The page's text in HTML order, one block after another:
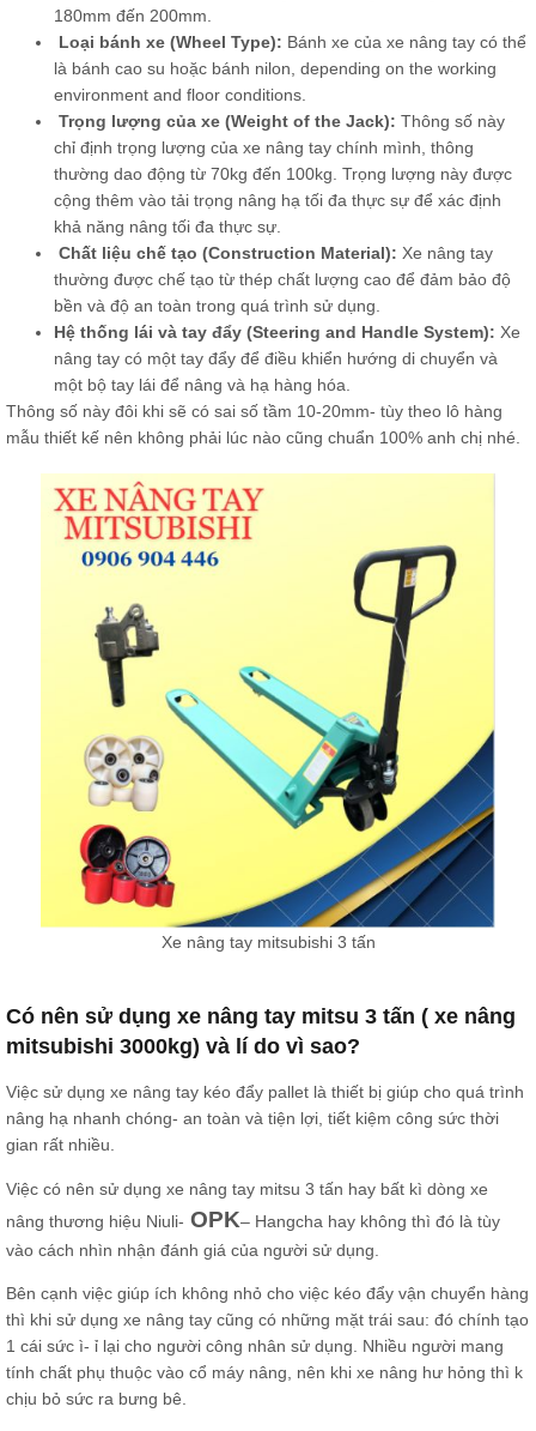
180mm đến 200mm.
Loại bánh xe (Wheel Type): Bánh xe của xe nâng tay có thể
là bánh cao su hoặc bánh nilon, depending on the working
environment and floor conditions.
Trọng lượng của xe (Weight of the Jack): Thông số này
chỉ định trọng lượng của xe nâng tay chính mình, thông
thường dao động từ 70kg đến 100kg. Trọng lượng này được
cộng thêm vào tải trọng nâng hạ tối đa thực sự để xác định
khả năng nâng tối đa thực sự.
Chất liệu chế tạo (Construction Material): Xe nâng tay
thường được chế tạo từ thép chất lượng cao để đảm bảo độ
bền và độ an toàn trong quá trình sử dụng.
Hệ thống lái và tay đẩy (Steering and Handle System): Xe
nâng tay có một tay đẩy để điều khiển hướng di chuyển và
một bộ tay lái để nâng và hạ hàng hóa.
Thông số này đôi khi sẽ có sai số tầm 10-20mm- tùy theo lô hàng
mẫu thiết kế nên không phải lúc nào cũng chuẩn 100% anh chị nhé.
Xe nâng tay mitsubishi 3 tấn
Có nên sử dụng xe nâng tay mitsu 3 tấn ( xe nâng
mitsubishi 3000kg) và lí do vì sao?
Việc sử dụng xe nâng tay kéo đẩy pallet là thiết bị giúp cho quá trình
nâng hạ nhanh chóng- an toàn và tiện lợi, tiết kiệm công sức thời
gian rất nhiều.
Việc có nên sử dụng xe nâng tay mitsu 3 tấn hay bất kì dòng xe
nâng thương hiệu Niuli- OPK– Hangcha hay không thì đó là tùy
vào cách nhìn nhận đánh giá của người sử dụng.
Bên cạnh việc giúp ích không nhỏ cho việc kéo đẩy vận chuyển hàng
thì khi sử dụng xe nâng tay cũng có những mặt trái sau: đó chính tạo
1 cái sức ì- ỉ lại cho người công nhân sử dụng. Nhiều người mang
tính chất phụ thuộc vào cổ máy nâng, nên khi xe nâng hư hỏng thì k
chịu bỏ sức ra bưng bê.